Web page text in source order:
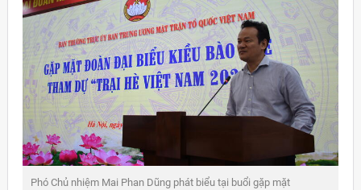
Phó Chủ nhiệm Mai Phan Dũng phát biểu tại buổi gặp mặt